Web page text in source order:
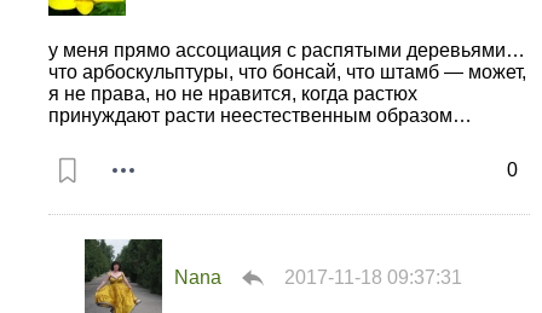
0
у меня прямо ассоциация с распятыми деревьями…
что арбоскульптуры, что бонсай, что штамб — может,
я не права, но не нравится, когда растюх
принуждают расти неестественным образом…
Nana 2017-11-18 09:37:31